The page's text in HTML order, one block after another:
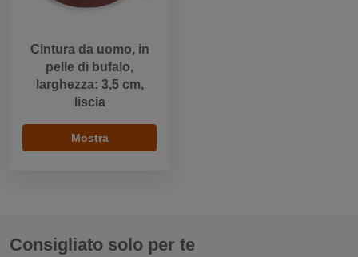
Cintura da uomo, in
pelle di bufalo,
larghezza: 3,5 cm,
liscia
Mostra
Consigliato solo per te